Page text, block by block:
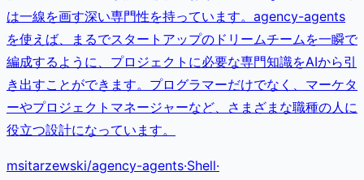
は一線を画す深い専門性を持っています。agency-agents
を使えば、まるでスタートアップのドリームチームを一瞬で
編成するように、プロジェクトに必要な専門知識をAIから引
き出すことができます。プログラマーだけでなく、マーケタ
ーやプロジェクトマネージャーなど、さまざまな職種の人に
役立つ設計になっています。
msitarzewski/agency-agents·Shell·